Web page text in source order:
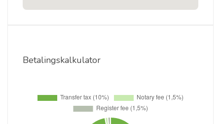
Betalingskalkulator